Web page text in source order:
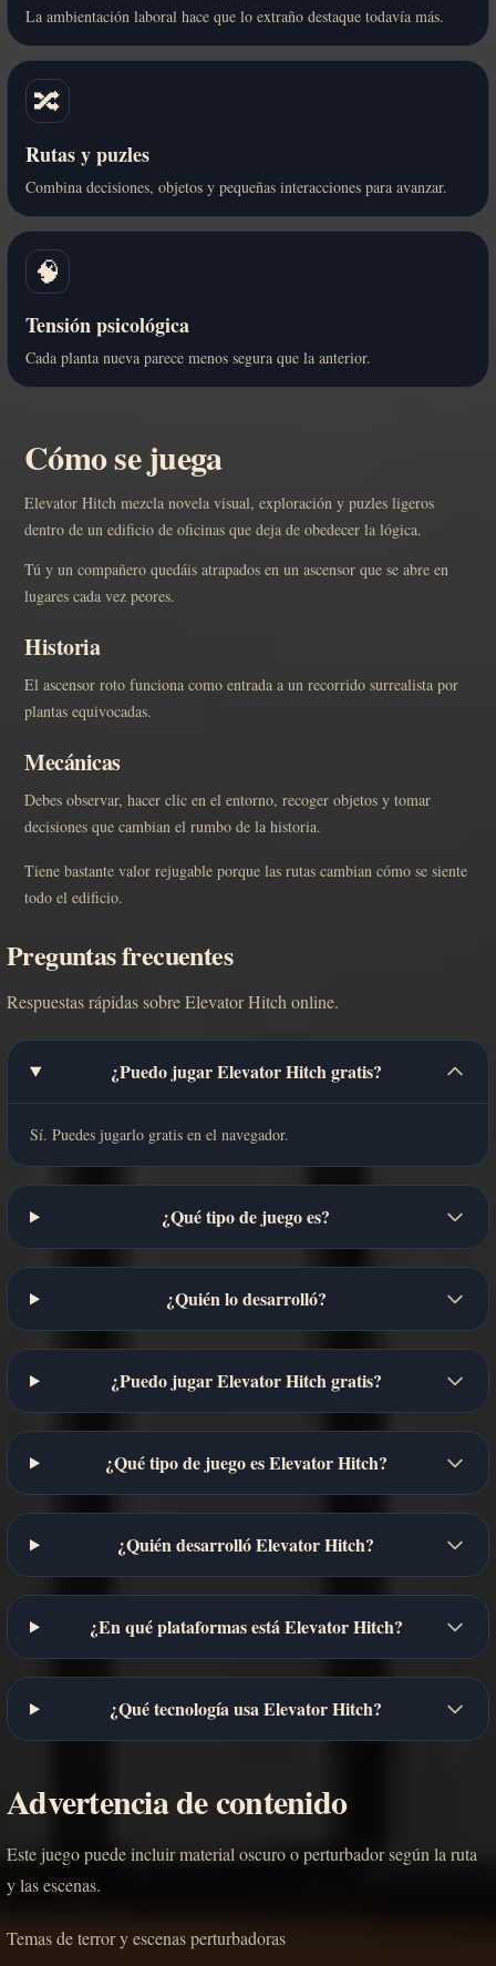
La ambientación laboral hace que lo extraño destaque todavía más.
🔀
Rutas y puzles
Combina decisiones, objetos y pequeñas interacciones para avanzar.
🧠
Tensión psicológica
Cada planta nueva parece menos segura que la anterior.
Cómo se juega
Elevator Hitch mezcla novela visual, exploración y puzles ligeros
dentro de un edificio de oficinas que deja de obedecer la lógica.
Tú y un compañero quedáis atrapados en un ascensor que se abre en
lugares cada vez peores.
Historia
El ascensor roto funciona como entrada a un recorrido surrealista por
plantas equivocadas.
Mecánicas
Debes observar, hacer clic en el entorno, recoger objetos y tomar
decisiones que cambian el rumbo de la historia.
Tiene bastante valor rejugable porque las rutas cambian cómo se siente
todo el edificio.
Preguntas frecuentes
Respuestas rápidas sobre Elevator Hitch online.
¿Puedo jugar Elevator Hitch gratis?
Sí. Puedes jugarlo gratis en el navegador.
¿Qué tipo de juego es?
¿Quién lo desarrolló?
¿Puedo jugar Elevator Hitch gratis?
¿Qué tipo de juego es Elevator Hitch?
¿Quién desarrolló Elevator Hitch?
¿En qué plataformas está Elevator Hitch?
¿Qué tecnología usa Elevator Hitch?
Advertencia de contenido
Este juego puede incluir material oscuro o perturbador según la ruta
y las escenas.
Temas de terror y escenas perturbadoras